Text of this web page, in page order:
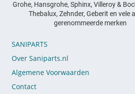
Grohe, Hansgrohe, Sphinx, Villeroy &
Thebalux, Zehnder, Geberit en vele
gerenommeerde merken
SANIPARTS
Over Saniparts.nl
Algemene Voorwaarden
Contact